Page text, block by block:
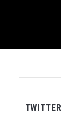
TWITTER